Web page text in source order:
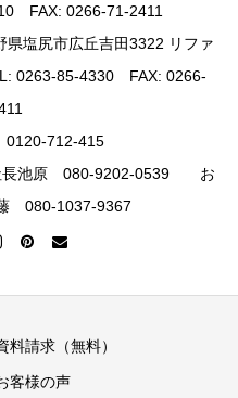
FAX: 0266-71-2411
塩尻市広丘吉田3322 リファ
0263-85-4330 FAX: 0266-
0120-712-415
社長池原 080-9202-0539 お
080-1037-9367
料請求（無料）
客様の声